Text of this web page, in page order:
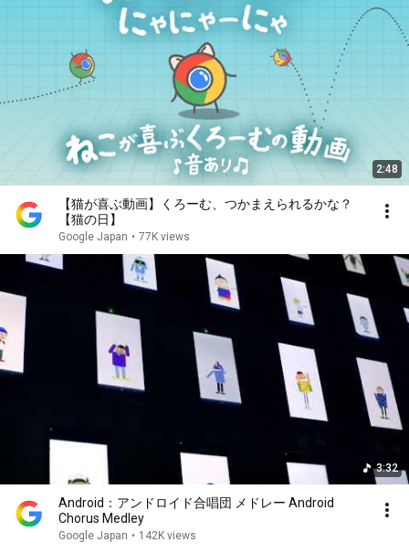
2:48
【猫が喜ぶ動画】くろーむ、つかまえられるかな？
【猫の日】
Google Japan • 77K views
3:32
Android：アンドロイド合唱団 メドレー Android
Chorus Medley
Google Japan • 142K views